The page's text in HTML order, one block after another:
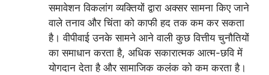
समावेशन विकलांग व्यक्तियों द्वारा अक्सर सामना किए जाने
वाले तनाव और चिंता को काफी हद तक कम कर सकता
है। वीपीवाई उनके सामने आने वाली कुछ वित्तीय चुनौतियों
का समाधान करता है, अधिक सकारात्मक आत्म-छवि में
योगदान देता है और सामाजिक कलंक को कम करता है।